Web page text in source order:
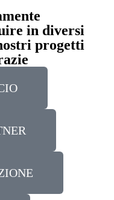
in diversi
progetti